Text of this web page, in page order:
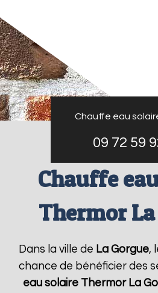
Chauffe eau
09 72 59
Chauffe
Thermor
Dans la ville de La Gorgue,
chance de bénéficier des
eau solaire Thermor La